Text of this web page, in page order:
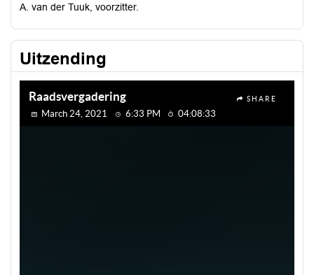
A. van der Tuuk, voorzitter.
Uitzending